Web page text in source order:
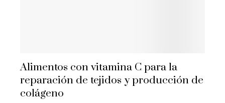
Alimentos con vitamina C para la
reparación de tejidos y producción de
colágeno